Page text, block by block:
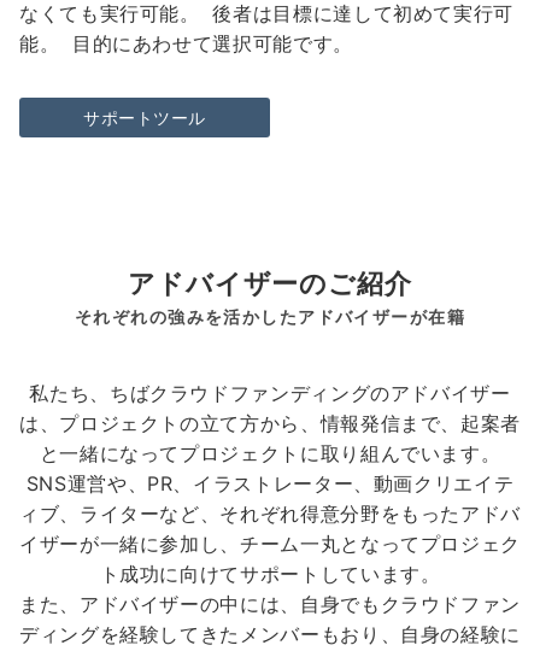
なくても実行可能。 後者は目標に達して初めて実行可
能。 目的にあわせて選択可能です。
サポートツール
アドバイザーのご紹介
それぞれの強みを活かしたアドバイザーが在籍
私たち、ちばクラウドファンディングのアドバイザー
は、プロジェクトの立て方から、情報発信まで、起案者
と一緒になってプロジェクトに取り組んでいます。
SNS運営や、PR、イラストレーター、動画クリエイテ
ィブ、ライターなど、それぞれ得意分野をもったアドバ
イザーが一緒に参加し、チーム一丸となってプロジェク
ト成功に向けてサポートしています。
また、アドバイザーの中には、自身でもクラウドファン
ディングを経験してきたメンバーもおり、自身の経験に